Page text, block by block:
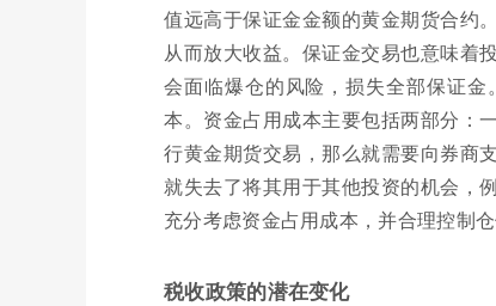
值远高于保证金金额的黄金期货合约
从而放大收益。保证金交易也意味着
会面临爆仓的风险，损失全部保证
本。资金占用成本主要包括两部分：
行黄金期货交易，那么就需要向券商
就失去了将其用于其他投资的机会，
充分考虑资金占用成本，并合理控制
税收政策的潜在变化